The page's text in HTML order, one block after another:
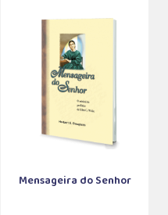
Mensageira do Senhor